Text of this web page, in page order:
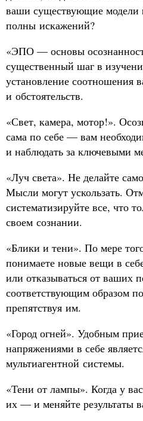
ваши существующие модели
полны искажений?
«ЭПО — основы
существенный шаг в
установление соотношения
и обстоятельств.
«Свет, камера, мотор!».
сама по себе — вам
и наблюдать за ключевыми
«Луч света». Не делайте
Мысли могут ускользать.
систематизируйте все, что
своем сознании.
«Блики и тени». По мере
понимаете новые вещи в
или отказываться от ваших
соответствующим образом
препятствуя им.
«Город огней». Удобным
напряжениями в себе
мультиагентной системы.
«Тени от лампы». Когда у
их — и меняйте результаты